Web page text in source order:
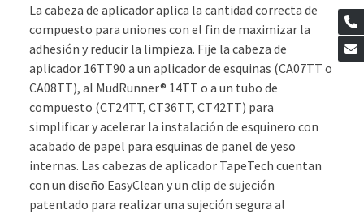
La cabeza de aplicador aplica la cantidad correcta de
compuesto para uniones con el fin de maximizar la
adhesión y reducir la limpieza. Fije la cabeza de
aplicador 16TT90 a un aplicador de esquinas (CA07TT o
CA08TT), al MudRunner® 14TT o a un tubo de
compuesto (CT24TT, CT36TT, CT42TT) para
simplificar y acelerar la instalación de esquinero con
acabado de papel para esquinas de panel de yeso
internas. Las cabezas de aplicador TapeTech cuentan
con un diseño EasyClean y un clip de sujeción
patentado para realizar una sujeción segura al